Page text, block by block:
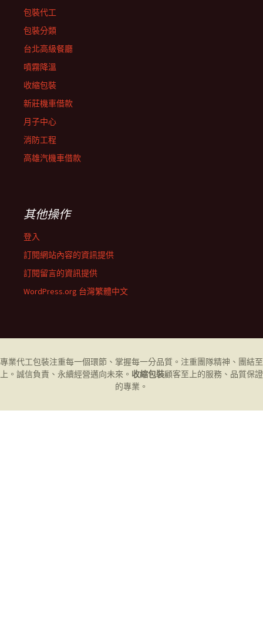
包裝代工
包裝分類
台北高級餐廳
噴霧降溫
收縮包裝
新莊機車借款
月子中心
消防工程
高雄汽機車借款
其他操作
登入
訂閱網站內容的資訊提供
訂閱留言的資訊提供
WordPress.org 台灣繁體中文
專業代工包裝注重每一個環節、掌握每一分品質。注重團隊精神、團結至
上。誠信負責、永續經營邁向未來。 收縮包裝顧客至上的服務、品質保證
的專業。